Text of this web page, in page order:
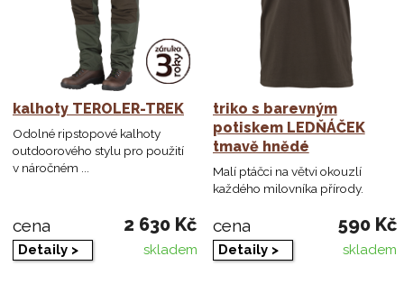
kalhoty TEROLER-TREK
Odolné ripstopové kalhoty
outdoorového stylu pro použití
v náročném ...
cena 2 630 Kč
Detaily > skladem
triko s barevným
potiskem LEDŇÁČEK
tmavě hnědé
Malí ptáčci na větvi okouzlí
každého milovníka přírody.
cena 590 Kč
Detaily > skladem